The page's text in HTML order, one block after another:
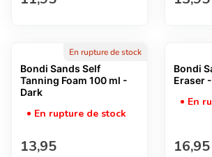
En rupture de stock
Bondi Sands Self
Tanning Foam 100 ml -
Dark
En rupture de stock
Prix normal
13,95
Bondi
Eraser
En
Prix
16,95